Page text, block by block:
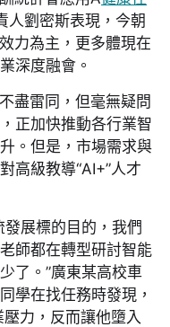
人劉密斯表現，今朝
力為主，更多體現在
深度融會。
盡雷同，但毫無疑問
正加快推動各行業智
。但是，市場需求與
高級教導“AI+”人才
展標的目的，我們
師都在轉型研討智能
了。”廣東某高校車
學在找任務時發現，
力，反而讓他墮入